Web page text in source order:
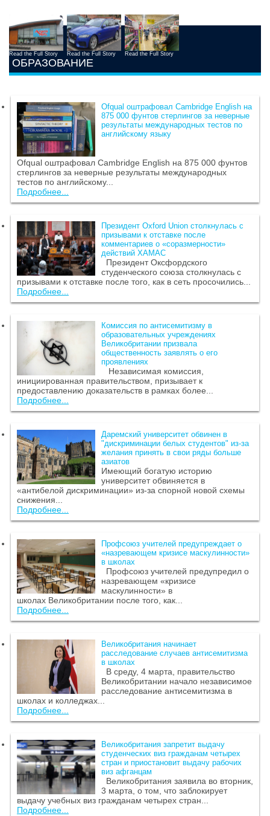
Read the Full Story Read the Full Story Read the Full Story
ОБРАЗОВАНИЕ
Ofqual оштрафовал Cambridge English на
875 000 фунтов стерлингов за неверные
результаты международных тестов по
английскому языку
Ofqual оштрафовал Cambridge English на 875 000 фунтов
стерлингов за неверные результаты международных
тестов по английскому...
Подробнее...
Президент Oxford Union столкнулась с
призывами к отставке после
комментариев о «соразмерности»
действий ХАМАС
Президент Оксфордского
студенческого союза столкнулась с
призывами к отставке после того, как в сеть просочились...
Подробнее...
Комиссия по антисемитизму в
образовательных учреждениях
Великобритании призвала
общественность заявлять о его
проявлениях
Независимая комиссия,
инициированная правительством, призывает к
предоставлению доказательств в рамках более...
Подробнее...
Даремский университет обвинен в
"дискриминации белых студентов" из-за
желания принять в свои ряды больше
азиатов
Имеющий богатую историю
университет обвиняется в
«антибелой дискриминации» из-за спорной новой схемы
снижения...
Подробнее...
Профсоюз учителей предупреждает о
«назревающем кризисе маскулинности»
в школах
Профсоюз учителей предупредил о
назревающем «кризисе
маскулинности» в
школах Великобритании после того, как...
Подробнее...
Великобритания начинает
расследование случаев антисемитизма
в школах
В среду, 4 марта, правительство
Великобритании начало независимое
расследование антисемитизма в
школах и колледжах...
Подробнее...
Великобритания запретит выдачу
студенческих виз гражданам четырех
стран и приостановит выдачу рабочих
виз афганцам
Великобритания заявила во вторник,
3 марта, о том, что заблокирует
выдачу учебных виз гражданам четырех стран...
Подробнее...